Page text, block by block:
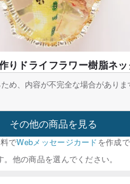
りドライフラワー樹脂ネ
め、内容が不完全な場合がありま
その他の商品を見る
でWebメッセージカードを作成で
他の商品を選んでください。